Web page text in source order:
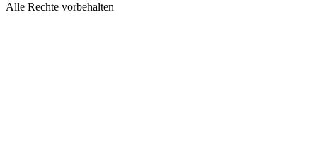
Alle Rechte vorbehalten